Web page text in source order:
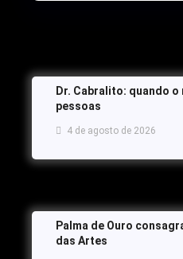
Dr. Cabralito: quando
pessoas
4 de agosto de 2026
Palma de Ouro
das Artes